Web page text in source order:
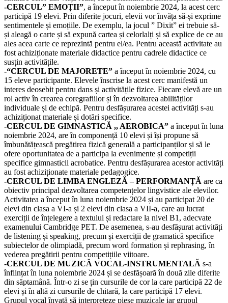
-CERCUL” EMOȚII”, a început în noiembrie 2024, la acest cerc
participă 19 elevi. Prin diferite jocuri, elevii vor învăța să-și exprime
sentimentele și emoțiile. De exemplu, la jocul ” Dixit” ei trebuie să-
și aleagă o carte și să expună cartea și celorlalți și să explice de ce au
ales acea carte ce reprezintă pentru el/ea. Pentru această activitate au
fost achiziționate materiale didactice pentru cadrele didactice ce
susțin activitățile.
-“CERCUL DE MAJORETE” a început în noiembrie 2024, cu
15 eleve participante. Elevele înscrise la acest cerc manifestă un
interes deosebit pentru dans și activitățile fizice. Fiecare elevă are un
rol activ în crearea coregrafiilor și în dezvoltarea abilităților
individuale și de echipă. Pentru desfășurarea acestei activități s-au
achiziționat materiale și dotări specifice.
-CERCUL DE GIMNASTICĂ ,, AEROBICA” a început în luna
noiembrie 2024, are în componență 10 elevi și își propune să
îmbunătățească pregătirea fizică generală a participanților și să le
ofere oportunitatea de a participa la evenimente și competiții
specifice gimnasticii acrobatice. Pentru desfășurarea acestor activități
au fost achiziționate materiale pedagogice.
-CERCUL DE LIMBA ENGLEZĂ – PERFORMANȚĂ are ca
obiectiv principal dezvoltarea competențelor lingvistice ale elevilor.
Activitatea a început în luna noiembrie 2024 și au participat 20 de
elevi din clasa a VI-a și 2 elevi din clasa a VII-a, care au lucrat
exerciții de înțelegere a textului și redactare la nivel B1, adecvate
examenului Cambridge PET. De asemenea, s-au desfășurat activități
de listening și speaking, precum și exerciții de gramatică specifice
subiectelor de olimpiadă, precum word formation și rephrasing, în
vederea pregătirii pentru competițiile viitoare.
-CERCUL DE MUZICĂ VOCAL-INSTRUMENTALĂ s-a
înființat în luna noiembrie 2024 și se desfășoară în două zile diferite
din săptamână. Într-o zi se țin cursurile de cor la care participă 22 de
elevi și în altă zi cursurile de chitară, la care participă 17 elevi.
Grupul vocal învață să interpreteze piese muzicale iar grupul